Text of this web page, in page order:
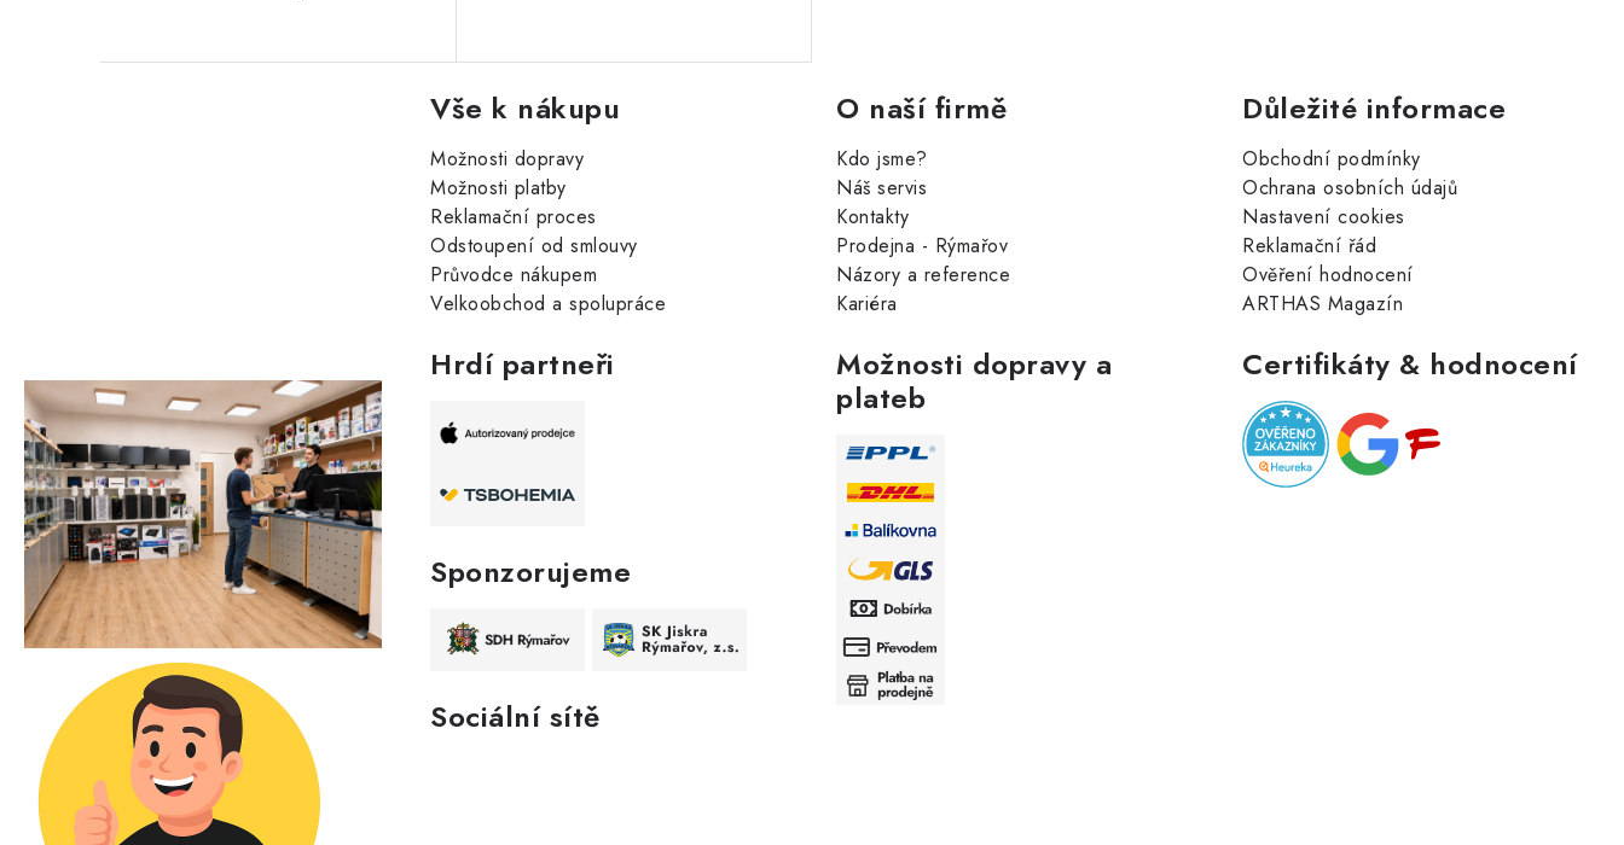
Vše k nákupu
Možnosti dopravy
Možnosti platby
Reklamační proces
Odstoupení od smlouvy
Průvodce nákupem
Velkoobchod a spolupráce
O naší firmě
Kdo jsme?
Náš servis
Kontakty
Prodejna - Rýmařov
Názory a reference
Kariéra
Důležité informace
Obchodní podmínky
Ochrana osobních údajů
Nastavení cookies
Reklamační řád
Ověření hodnocení
ARTHAS Magazín
Hrdí partneři
Sponzorujeme
Sociální sítě
Možnosti dopravy a
plateb
Certifikáty & hodnocení